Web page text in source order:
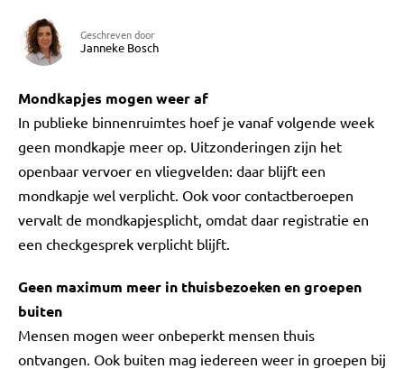
Geschreven door
Janneke Bosch
Mondkapjes mogen weer af
In publieke binnenruimtes hoef je vanaf volgende week
geen mondkapje meer op. Uitzonderingen zijn het
openbaar vervoer en vliegvelden: daar blijft een
mondkapje wel verplicht. Ook voor contactberoepen
vervalt de mondkapjesplicht, omdat daar registratie en
een checkgesprek verplicht blijft.
Geen maximum meer in thuisbezoeken en groepen
buiten
Mensen mogen weer onbeperkt mensen thuis
ontvangen. Ook buiten mag iedereen weer in groepen bij